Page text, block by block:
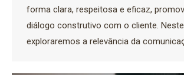
forma clara, respeitosa e eficaz,
diálogo construtivo com o cliente.
exploraremos a relevância da